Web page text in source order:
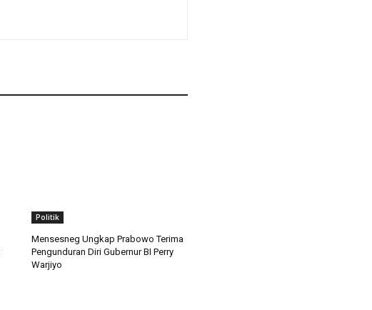
Politik
Mensesneg Ungkap Prabowo Terima
Pengunduran Diri Gubernur BI Perry
Warjiyo